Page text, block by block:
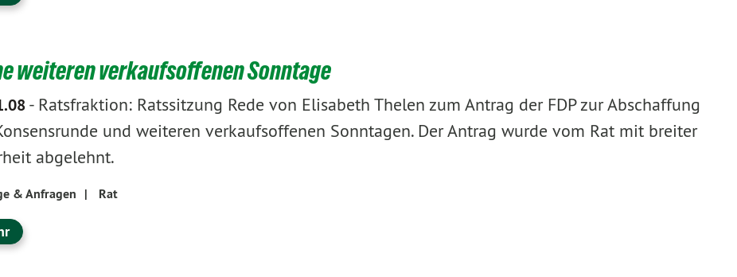
weiteren verkaufsoffenen Sonntage
- Ratsfraktion: Ratssitzung Rede von Elisabeth Thelen zum Antrag der FDP zur Abschaffung
und weiteren verkaufsoffenen Sonntagen. Der Antrag wurde vom Rat mit breiter
abgelehnt.
& Anfragen | Rat